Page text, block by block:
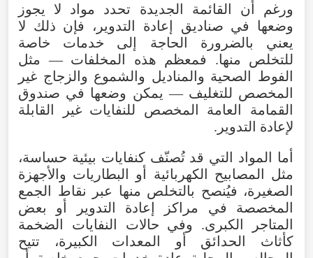
ورغم أن القائمة الجديدة تحدد مواد لا
يجوز
وضعها
في صناديق إعادة التدوير ، فإن ذلك لا
يعني
بالضرورة الحاجة إلى خدمات
خاصة
للتخلص
منها. فمعظم هذه المخلفات —
مثل
الفوط الصحية والمناديل والشموع والزجاج غير
المخصص للتغليف — يمكن وضعها في صندوق
القمامة
العامة المخصص للنفايات غير
القابلة
لإعادة التدوير.
أما المواد التي قد تُصنّف كنفايات بيئية حساسة،
مثل المصابيح الكهربائية أو البطاريات والأجهزة
الصغيرة، فيُنصح بالتخلص منها عبر نقاط الجمع
المخصصة
في مراكز إعادة التدوير أو
بعض
المتاجر
الكبرى. وفي حالات النفايات
الضخمة
كأثاث
الحدائق أو المعدات الكبيرة، تتيح